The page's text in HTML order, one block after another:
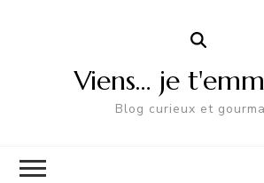
Viens… je
Blog curieux et